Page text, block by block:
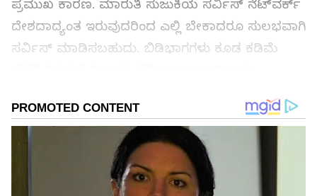
ಪ್ರಮುಖ ಕಾರಣ. ಮಾರುತಿ ಸುಜುಕಿಯ ಸರ್ವಿಸ್ ನೆಟ್‌ವರ್ಕ್
ದೇಶದಾದ್ಯಂತ ಇರುವುದರಿಂದ ಎಲ್ಲಿ ಬೇಕಾದರೂ ಸುಲಭವಾಗಿ
ಸರ್ವಿಸ್ ಮಾಡಿಸಬಹುದು. ಬಿಡಿಭಾಗಗಳು ಕೂಡ ಕಡಿಮೆ
ಪರಿಗಣಿಸುತ್ತಾರೆ.
ಸಮಗ್ರ ಸುದ್ದಿ ಮೂಲವನ್ನಾಗಿ asianet suvarna news ಅನ್ನು
ಆಯ್ಕೆ ಮಾಡಿಕೊಳ್ಳಿ